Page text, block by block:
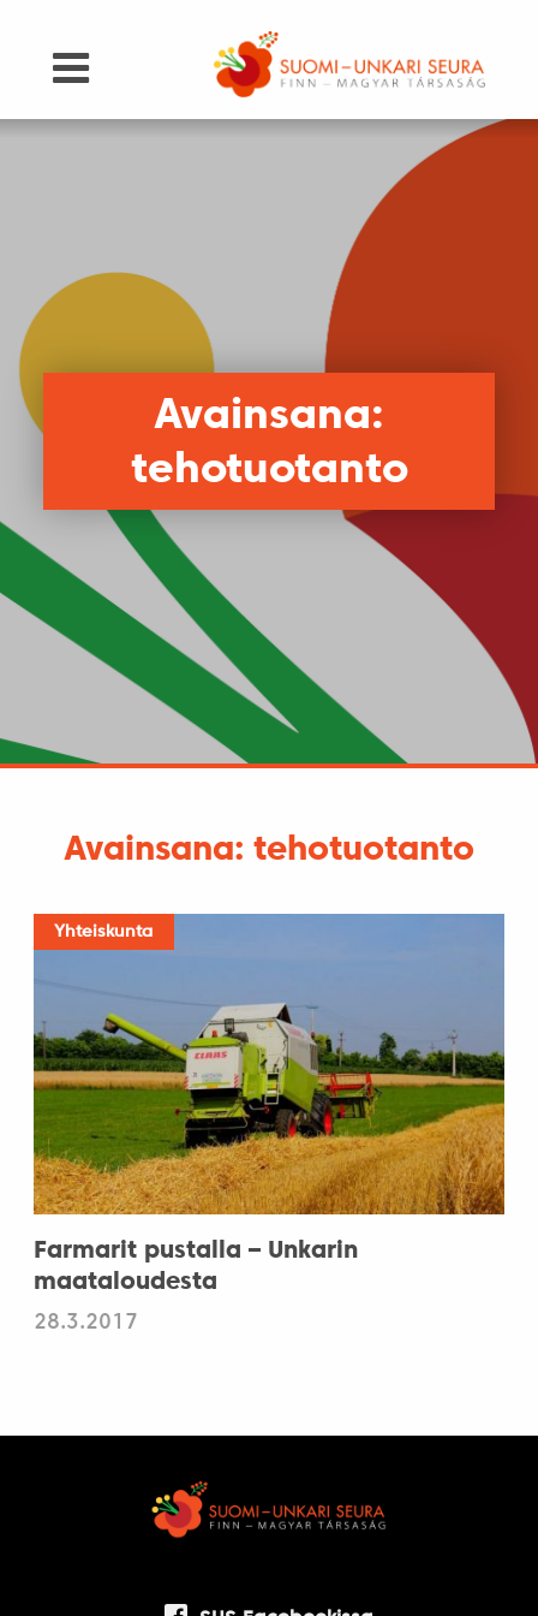
Avainsana:
tehotuotanto
Avainsana: tehotuotanto
Yhteiskunta
Farmarit pustalla – Unkarin
maataloudesta
28.3.2017